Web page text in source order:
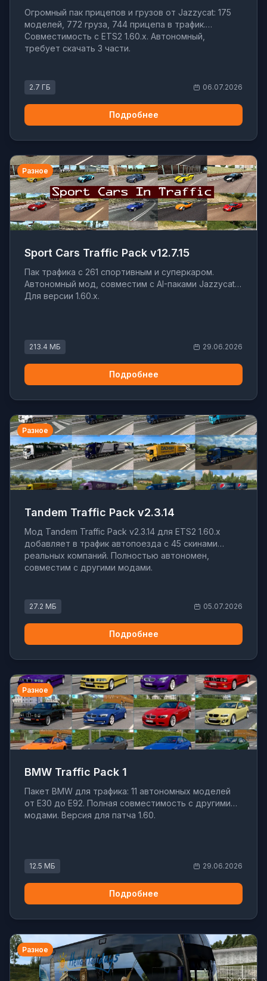
Огромный пак прицепов и грузов от Jazzycat: 175
моделей, 772 груза, 744 прицепа в трафик.
Совместимость с ETS2 1.60.x. Автономный,
требует скачать 3 части.
2.7 ГБ 06.07.2026
Подробнее
Разное
Sport Cars Traffic Pack v12.7.15
Пак трафика с 261 спортивным и суперкаром.
Автономный мод, совместим с AI-паками Jazzycat.
Для версии 1.60.x.
213.4 МБ 29.06.2026
Подробнее
Разное
Tandem Traffic Pack v2.3.14
Мод Tandem Traffic Pack v2.3.14 для ETS2 1.60.x
добавляет в трафик автопоезда с 45 скинами
реальных компаний. Полностью автономен,
совместим с другими модами.
27.2 МБ 05.07.2026
Подробнее
Разное
BMW Traffic Pack 1
Пакет BMW для трафика: 11 автономных моделей
от E30 до E92. Полная совместимость с другими
модами. Версия для патча 1.60.
12.5 МБ 29.06.2026
Подробнее
Разное